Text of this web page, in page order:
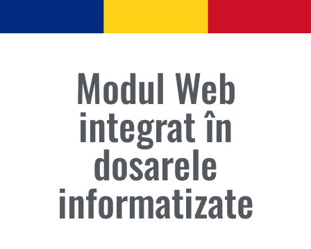
Modul Web
integrat în
dosarele
informatizate